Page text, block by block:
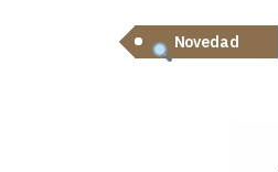
Novedad